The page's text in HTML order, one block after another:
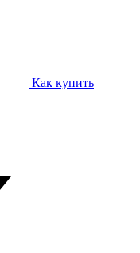
Как купить